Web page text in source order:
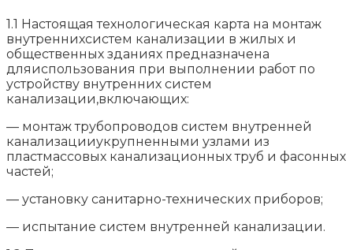
1.1 Настоящая технологическая карта на монтаж
внутреннихсистем канализации в жилых и
общественных зданиях предназначена
дляиспользования при выполнении работ по
устройству внутренних систем
канализации,включающих:
— монтаж трубопроводов систем внутренней
канализацииукрупненными узлами из
пластмассовых канализационных труб и фасонных
частей;
— установку санитарно-технических приборов;
— испытание систем внутренней канализации.